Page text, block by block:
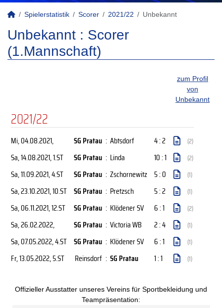
Spielerstatistik Scorer 2021/22 Unbekannt
Unbekannt : Scorer
(1.Mannschaft)
zum Profil
von
Unbekannt
2021/22
Mi, 04.08.2021, SG Pratau : Abtsdorf 4 : 2 (2)
Sa, 14.08.2021, 1.ST SG Pratau : Linda 10 : 1 (2)
Sa, 11.09.2021, 4.ST SG Pratau : Zschornewitz 5 : 0 (1)
Sa, 23.10.2021, 10.ST SG Pratau : Pretzsch 5 : 2 (1)
Sa, 06.11.2021, 12.ST SG Pratau : Klödener SV 6 : 1 (2)
Sa, 26.02.2022, SG Pratau : Victoria WB 2 : 4 (1)
Sa, 07.05.2022, 4.ST SG Pratau : Klödener SV 6 : 1 (1)
Fr, 13.05.2022, 5.ST Reinsdorf : SG Pratau 1 : 1 (1)
Offizieller Ausstatter unseres Vereins für Sportbekleidung und
Teampräsentation: